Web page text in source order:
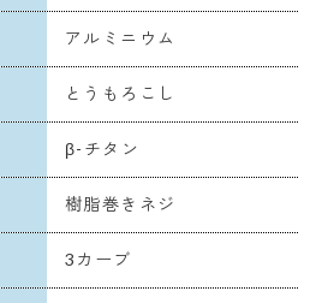
アルミニウム
とうもろこし
β-チタン
樹脂巻きネジ
3カーブ